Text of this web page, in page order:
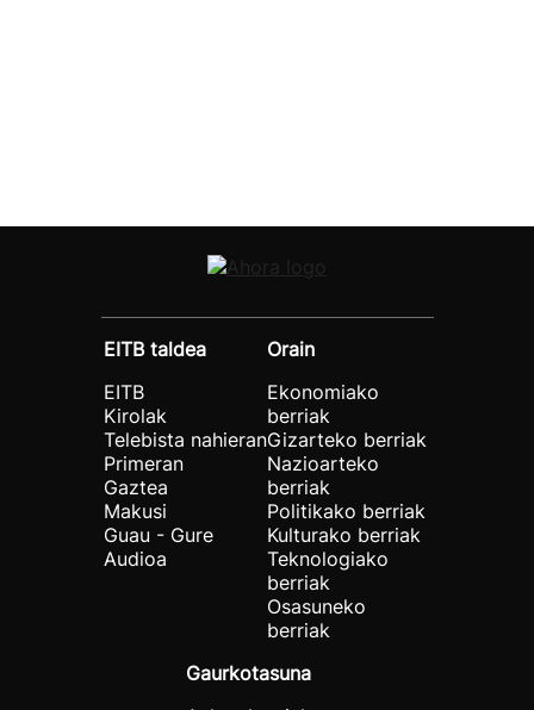
EITB taldea
EITB
Kirolak
Telebista nahieran
Primeran
Gaztea
Makusi
Guau - Gure
Audioa
Orain
Ekonomiako
berriak
Gizarteko berriak
Nazioarteko
berriak
Politikako berriak
Kulturako berriak
Teknologiako
berriak
Osasuneko
berriak
Gaurkotasuna